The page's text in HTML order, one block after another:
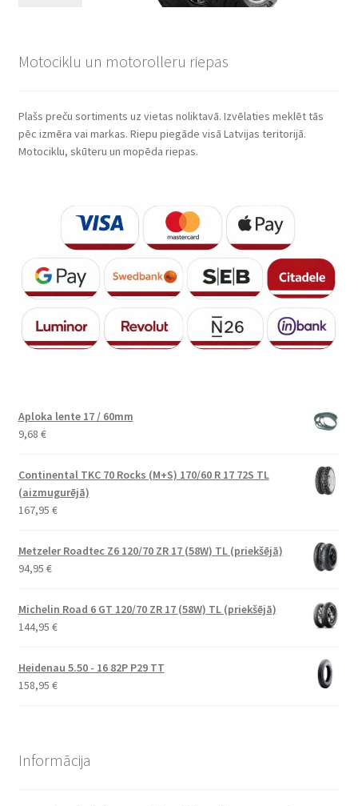
Motociklu un motorolleru riepas
Plašs preču sortiments uz vietas noliktavā. Izvēlaties meklēt tās
pēc izmēra vai markas. Riepu piegāde visā Latvijas teritorijā.
Motociklu, skūteru un mopēda riepas.
Aploka lente 17 / 60mm
9,68 €
Continental TKC 70 Rocks (M+S) 170/60 R 17 72S TL
(aizmugurējā)
167,95 €
Metzeler Roadtec Z6 120/70 ZR 17 (58W) TL (priekšējā)
94,95 €
Michelin Road 6 GT 120/70 ZR 17 (58W) TL (priekšējā)
144,95 €
Heidenau 5.50 - 16 82P P29 TT
158,95 €
Informācija